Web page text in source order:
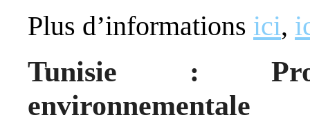
Plus d’informations ici,
Tunisie :
environnementale